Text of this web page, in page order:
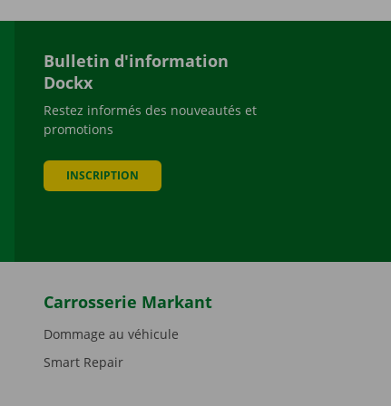
Bulletin d'information
Dockx
Restez informés des nouveautés et
promotions
INSCRIPTION
Carrosserie Markant
Dommage au véhicule
Smart Repair